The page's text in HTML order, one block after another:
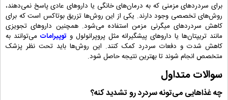
برای سردردهای مزمنی که به درمان‌های خانگی یا داروهای عادی پاسخ نمی‌دهند،
روش‌های تخصصی وجود دارند. یکی از این روش‌ها تزریق بوتاکس است که برای
کاهش سردردهای میگرنی مزمن استفاده می‌شود. همچنین داروهای تجویزی
مانند تریپتان‌ها یا داروهای پیشگیرانه مثل پروپرانولول و توپیرامات می‌توانند به
کاهش شدت و دفعات سردرد کمک کنند. این روش‌ها باید تحت نظر پزشک
متخصص انجام شوند تا بهترین نتیجه حاصل شود.
سوالات متداول
چه غذاهایی می‌تونه سردرد رو تشدید کنه؟